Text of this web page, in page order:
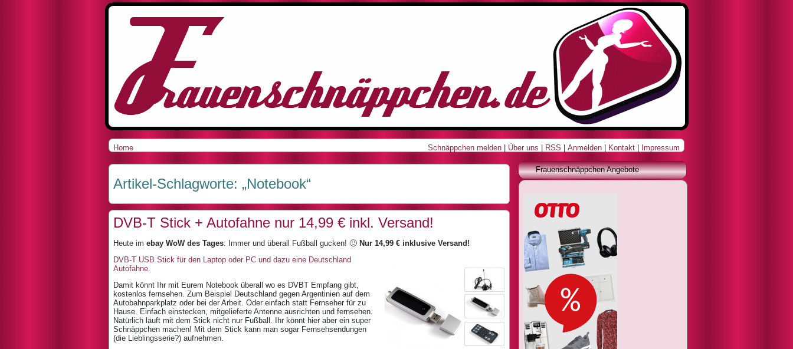
Home Impressum
Kontakt
Anmelden
RSS
Über uns
Schnäppchen melden
Artikel-Schlagworte: „Notebook“
DVB-T Stick + Autofahne nur 14,99 € inkl. Versand!
Heute im ebay WoW des Tages: Immer und überall Fußball gucken! 🙂 Nur 14,99 € inklusive Versand!
DVB-T USB Stick für den Laptop oder PC und dazu eine Deutschland
Autofahne.
Damit könnt Ihr mit Eurem Notebook überall wo es DVBT Empfang gibt,
kostenlos fernsehen. Zum Beispiel Deutschland gegen Argentinien auf dem
Autobahnparkplatz oder bei der Arbeit. Oder einfach statt Fernseher für zu
Hause. Einfach einstecken, mitgelieferte Antenne ausrichten und fernsehen.
Natürlich läuft mit dem Stick nicht nur Fußball. Ihr könnt hier aber ein super
Schnäppchen machen! Mit dem Stick kann man sogar Fernsehsendungen
(die Lieblingsserie?) aufnehmen.
Frauenschnäppchen Angebote